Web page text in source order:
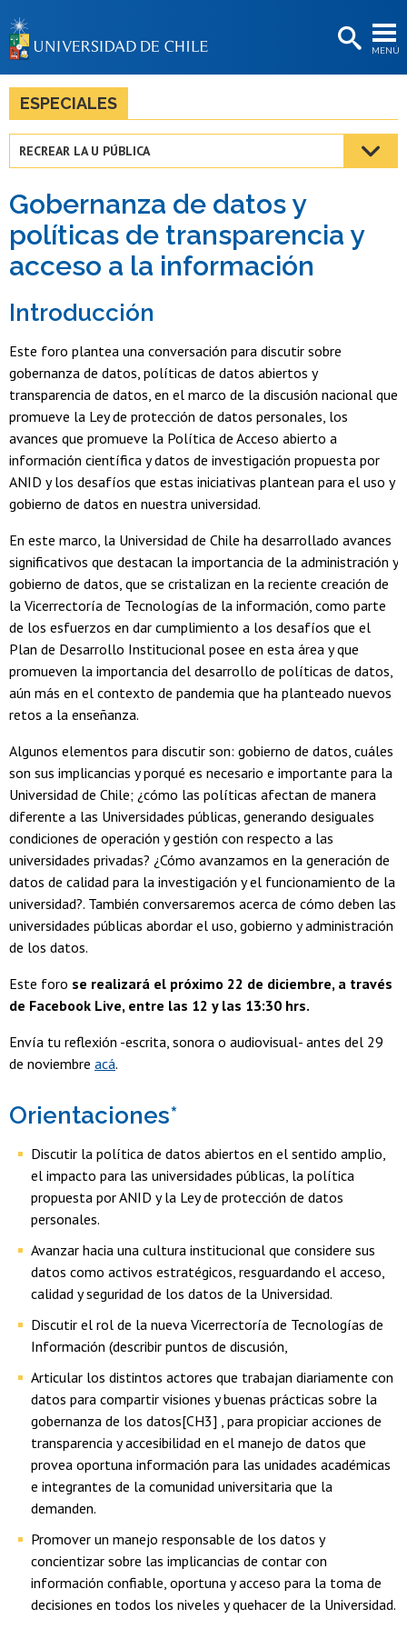
MENÚ
BIBLIOTECAS
Estudiantes
Académicas/os
Funcionarias/os
Egresadas/os
ESPECIALES
RECREAR LA U PÚBLICA
Gobernanza de datos y
políticas de transparencia y
acceso a la información
Introducción
Este foro plantea una conversación para discutir sobre
gobernanza de datos, políticas de datos abiertos y
transparencia de datos, en el marco de la discusión nacional que
promueve la Ley de protección de datos personales, los
avances que promueve la Política de Acceso abierto a
información científica y datos de investigación propuesta por
ANID y los desafíos que estas iniciativas plantean para el uso y
gobierno de datos en nuestra universidad.
En este marco, la Universidad de Chile ha desarrollado avances
significativos que destacan la importancia de la administración y
gobierno de datos, que se cristalizan en la reciente creación de
la Vicerrectoría de Tecnologías de la información, como parte
de los esfuerzos en dar cumplimiento a los desafíos que el
Plan de Desarrollo Institucional posee en esta área y que
promueven la importancia del desarrollo de políticas de datos,
aún más en el contexto de pandemia que ha planteado nuevos
retos a la enseñanza.
Algunos elementos para discutir son: gobierno de datos, cuáles
son sus implicancias y porqué es necesario e importante para la
Universidad de Chile; ¿cómo las políticas afectan de manera
diferente a las Universidades públicas, generando desiguales
condiciones de operación y gestión con respecto a las
universidades privadas? ¿Cómo avanzamos en la generación de
datos de calidad para la investigación y el funcionamiento de la
universidad?. También conversaremos acerca de cómo deben las
universidades públicas abordar el uso, gobierno y administración
de los datos.
Este foro se realizará el próximo 22 de diciembre, a través
de Facebook Live, entre las 12 y las 13:30 hrs.
Envía tu reflexión -escrita, sonora o audiovisual- antes del 29
de noviembre acá.
Orientaciones*
Discutir la política de datos abiertos en el sentido amplio,
el impacto para las universidades públicas, la política
propuesta por ANID y la Ley de protección de datos
personales.
Avanzar hacia una cultura institucional que considere sus
datos como activos estratégicos, resguardando el acceso,
calidad y seguridad de los datos de la Universidad.
Discutir el rol de la nueva Vicerrectoría de Tecnologías de
Información (describir puntos de discusión,
Articular los distintos actores que trabajan diariamente con
datos para compartir visiones y buenas prácticas sobre la
gobernanza de los datos[CH3] , para propiciar acciones de
transparencia y accesibilidad en el manejo de datos que
provea oportuna información para las unidades académicas
e integrantes de la comunidad universitaria que la
demanden.
Promover un manejo responsable de los datos y
concientizar sobre las implicancias de contar con
información confiable, oportuna y acceso para la toma de
decisiones en todos los niveles y quehacer de la Universidad.